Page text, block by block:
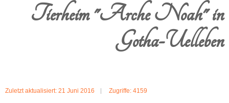
Tierheim "Arche Noah" in
Gotha-Uelleben
Zuletzt aktualisiert: 21 Juni 2016 Zugriffe: 4159